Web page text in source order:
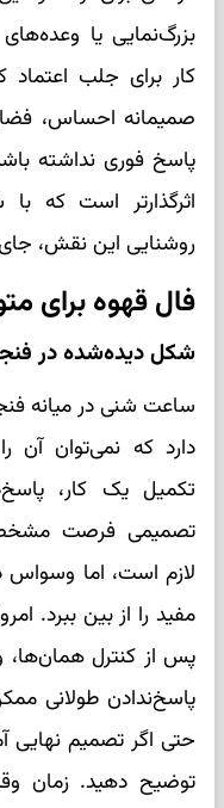
بزرگ‌نمایی یا
کار برای جلب
صمیمانه احساس، فضای
پاسخ فوری نداشته
اثرگذارتر است که
روشنایی این نقش،
فال قهوه برای
شکل دیده‌شده در
ساعت شنی در میانه
دارد که نمی‌توان آن
تکمیل یک کار،
تصمیمی فرصت
لازم است، اما
مفید را از بین ببرد.
پس از کنترل همان‌ها،
پاسخ‌ندادن طولانی
حتی اگر تصمیم
توضیح دهید. زمان